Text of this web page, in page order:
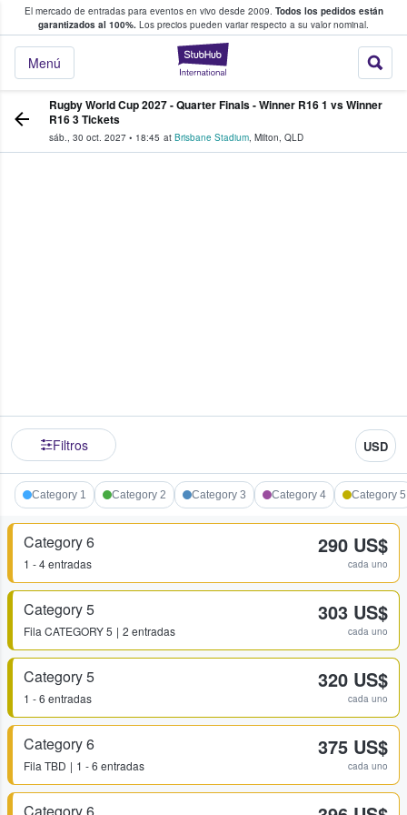
El mercado de entradas para eventos en vivo desde 2009. Todos los pedidos están
garantizados al 100%. Los precios pueden variar respecto a su valor nominal.
StubHub:
Menú
y venta de entradas entre fans
Rugby World Cup 2027 - Quarter Finals - Winner R16 1 vs Winner
R16 3 Tickets
sáb., 30 oct. 2027 • 18:45 at Brisbane Stadium, Milton, QLD
Filtros USD
Category 1 Category 2 Category 3 Category 4 Category 5
Category 6
1 - 4 entradas
290 US$
cada uno
Category 5
Fila CATEGORY 5 2 entradas
303 US$
cada uno
Category 5
1 - 6 entradas
320 US$
cada uno
Category 6
Fila TBD 1 - 6 entradas
375 US$
cada uno